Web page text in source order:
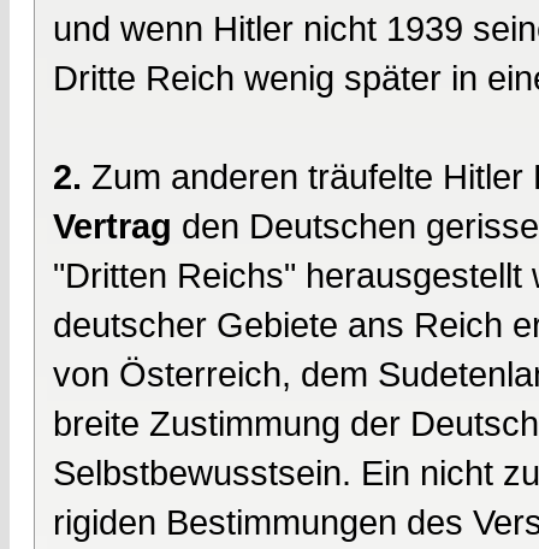
und wenn Hitler nicht 1939
Dritte Reich wenig später in
2. Zum anderen träufelte
Vertrag den Deutschen
"Dritten Reichs"
deutscher Gebiete ans Reich
von Österreich, dem
breite Zustimmung der
Selbstbewusstsein. Ein nicht
rigiden Bestimmungen des